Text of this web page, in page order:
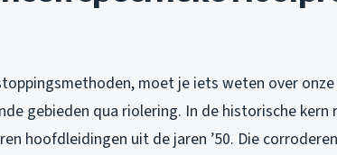
moet je iets weten over
gebieden qua riolering. In de historische kern
hoofdleidingen uit de jaren ’50. Die